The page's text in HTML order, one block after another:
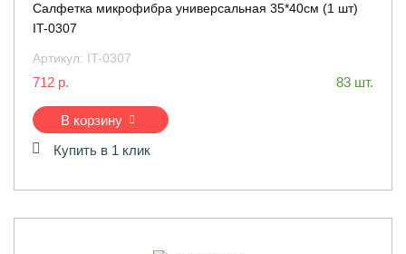
Салфетка микрофибра универсальная 35*40см (1 шт)
IT-0307
Артикул: IT-0307
712 р. 83 шт.
В корзину
Купить в 1 клик